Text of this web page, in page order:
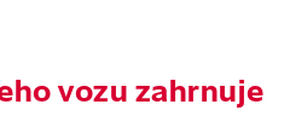
vozu zahrnuje